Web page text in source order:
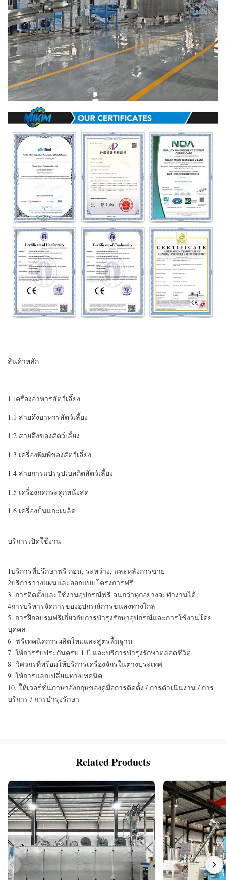
สินค้าหลัก
1 เครื่องอาหารสัตว์เลี้ยง
1.1 สายดึงอาหารสัตว์เลี้ยง
1.2 สายดึงของสัตว์เลี้ยง
1.3 เครื่องพิมพ์ของสัตว์เลี้ยง
1.4 สายการแปรรูปเบสกิตสัตว์เลี้ยง
1.5 เครื่องกดกระดูกหนังสด
1.6 เครื่องปั้นแกะเมล็ด
บริการเปิดใช้งาน
1บริการที่ปรึกษาฟรี ก่อน, ระหว่าง, และหลังการขาย
2บริการวางแผนและออกแบบโครงการฟรี
3. การติดตั้งและใช้งานอุปกรณ์ฟรี จนกว่าทุกอย่างจะทํางานได้
4การบริหารจัดการของอุปกรณ์การขนส่งทางไกล
5. การฝึกอบรมฟรีเกี่ยวกับการบํารุงรักษาอุปกรณ์และการใช้งานโดย
บุคคล
6- ฟรีเทคนิคการผลิตใหม่และสูตรพื้นฐาน
7. ให้การรับประกันครบ 1 ปี และบริการบํารุงรักษาตลอดชีวิต
8- วิศวกรที่พร้อมให้บริการเครื่องจักรในต่างประเทศ
9. ให้การแลกเปลี่ยนทางเทคนิค
10. ให้เวอร์ชั่นภาษาอังกฤษของคู่มือการติดตั้ง / การดําเนินงาน / การ
บริการ / การบํารุงรักษา
Related Products